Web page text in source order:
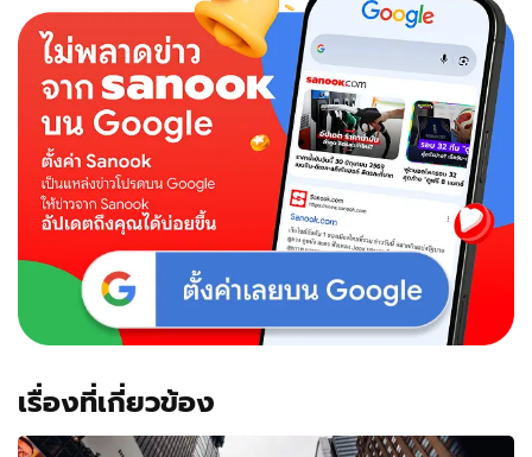
เรื่องที่เกี่ยวข้อง